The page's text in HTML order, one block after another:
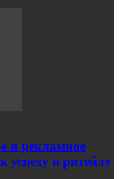
и рекламное
успеху в ритейле